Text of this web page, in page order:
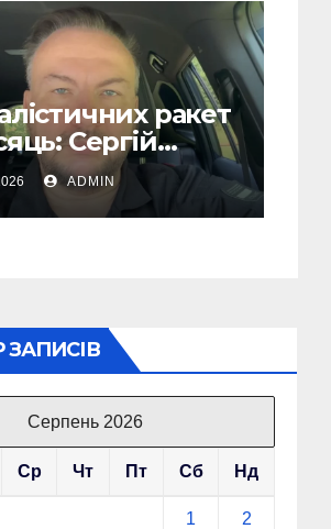
ракет
Сергій
закликав
готуватися
ADMIN
Серпень 2026
Ср Чт Пт Сб Нд
1 2